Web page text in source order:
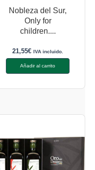
Nobleza del Sur,
Only for
children....
21,55€ IVA incluido.
Añadir al carrito